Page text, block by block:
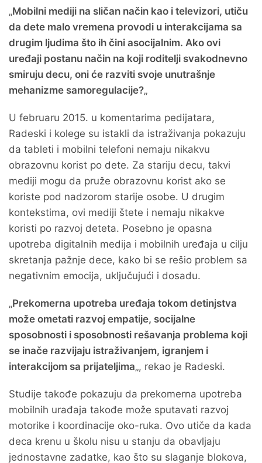
„Mobilni mediji na sličan način kao i televizori, utiču
da dete malo vremena provodi u interakcijama sa
drugim ljudima što ih čini asocijalnim. Ako ovi
uređaji postanu način na koji roditelji svakodnevno
smiruju decu, oni će razviti svoje unutrašnje
mehanizme samoregulacije?„
U februaru 2015. u komentarima pedijatara,
Radeski i kolege su istakli da istraživanja pokazuju
da tableti i mobilni telefoni nemaju nikakvu
obrazovnu korist po dete. Za stariju decu, takvi
mediji mogu da pruže obrazovnu korist ako se
koriste pod nadzorom starije osobe. U drugim
kontekstima, ovi mediji štete i nemaju nikakve
koristi po razvoj deteta. Posebno je opasna
upotreba digitalnih medija i mobilnih uređaja u cilju
skretanja pažnje dece, kako bi se rešio problem sa
negativnim emocija, uključujući i dosadu.
„Prekomerna upotreba uređaja tokom detinjstva
može ometati razvoj empatije, socijalne
sposobnosti i sposobnosti rešavanja problema koji
se inače razvijaju istraživanjem, igranjem i
interakcijom sa prijateljima„, rekao je Radeski.
Studije takođe pokazuju da prekomerna upotreba
mobilnih urađaja takođe može sputavati razvoj
motorike i koordinacije oko-ruka. Ovo utiče da kada
deca krenu u školu nisu u stanju da obavljaju
jednostavne zadatke, kao što su slaganje blokova,